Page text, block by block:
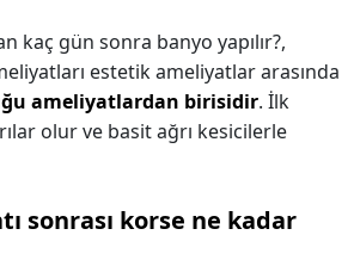
kaç gün sonra banyo yapılır?,
estetik ameliyatlar arasında
ameliyatlardan birisidir. İlk
olur ve basit ağrı kesicilerle
sonrası korse ne kadar